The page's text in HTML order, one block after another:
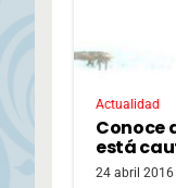
Actualidad
Conoce
está
24 abril 2016